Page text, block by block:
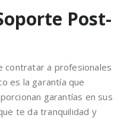
Post-
contratar a profesionales
es la garantía que
garantías en sus
te da tranquilidad y